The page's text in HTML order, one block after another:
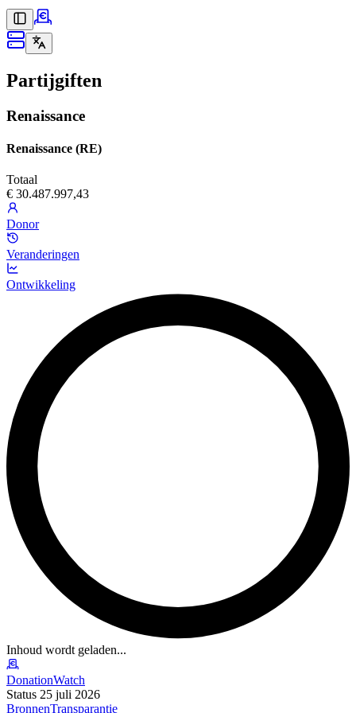
Partijgiften
Renaissance
Renaissance (RE)
Totaal
€ 30.487.997,43
Donor
Veranderingen
Ontwikkeling
Inhoud wordt geladen...
DonationWatch
Status 25 juli 2026
BronnenTransparantie